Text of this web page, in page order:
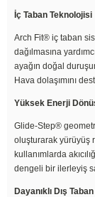
İç Taban Teknolojisi
Arch Fit® iç taban
dağılmasına
ayağın doğal
Hava dolaşımını
Yüksek Enerji
Glide-Step®
oluşturarak yürüyüş
kullanımlarda
dengeli bir ilerleyiş
Dayanıklı Dış Taban